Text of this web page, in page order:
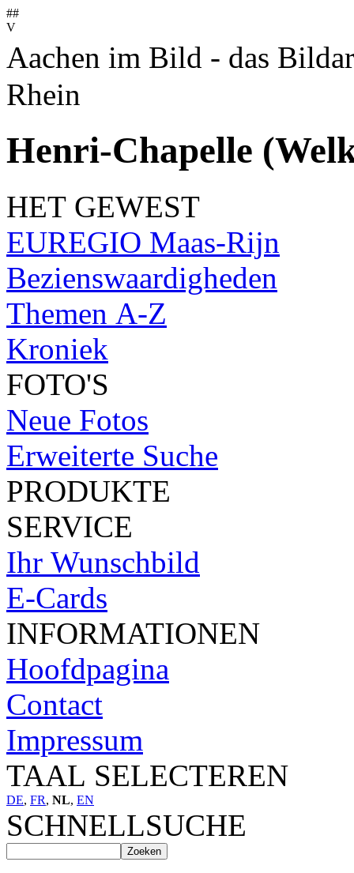
##
V
Aachen im Bild - das
Rhein
Henri-Chapelle
HET GEWEST
EUREGIO Maas-Rijn
Bezienswaardigheden
Themen A-Z
Kroniek
FOTO'S
Neue Fotos
Erweiterte Suche
PRODUKTE
SERVICE
Ihr Wunschbild
E-Cards
INFORMATIONEN
Hoofdpagina
Contact
Impressum
TAAL SELECTEREN
DE, FR, NL, EN
SCHNELLSUCHE